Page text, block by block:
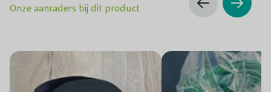
Onze aanraders bij dit product